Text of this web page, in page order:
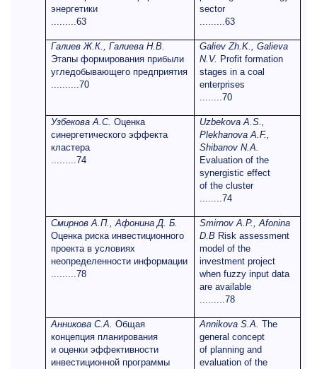
энергетики
.........63
sector
.........63
Галиев Ж.К., Галиева Н.В.
Этапы формирования прибыли
угледобывающего предприятия
..........70
Galiev Zh.K., Galieva
N.V. Profit formation
stages in a coal
enterprises
........70
Узбекова А.С. Оценка
синергетического эффекта
кластера
.........74
Uzbekova A.S.,
Plekhanova A.F.,
Shibanov N.A.
Evaluation of the
synergistic effect
of the cluster
........74
Смирнов А.П., Афонина Д. Б.
Оценка риска инвестиционного
проекта в условиях
неопределенности информации
.........78
Smirnov A.P., Afonina
D.B Risk assessment
model of the
investment project
when fuzzy input data
are available
.........78
Анникова С.А. Общая
концепция планирования
и оценки эффективности
инвестиционной программы
Annikova S.A.The
general concept
of planning and
evaluation of the